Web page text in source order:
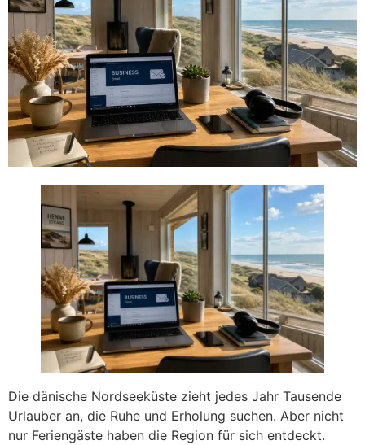
Die dänische Nordseeküste zieht jedes Jahr Tausende
Urlauber an, die Ruhe und Erholung suchen. Aber nicht
nur Feriengäste haben die Region für sich entdeckt.